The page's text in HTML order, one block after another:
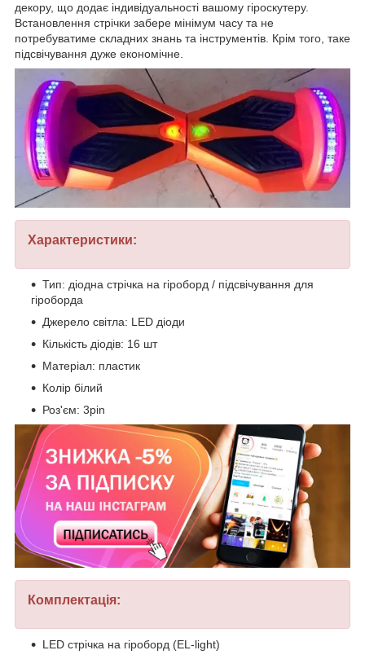
декору, що додає індивідуальності вашому гіроскутеру.
Встановлення стрічки забере мінімум часу та не
потребуватиме складних знань та інструментів. Крім того, таке
підсвічування дуже економічне.
Характеристики:
Тип: діодна стрічка на гіроборд / підсвічування для
гіроборда
Джерело світла: LED діоди
Кількість діодів: 16 шт
Матеріал: пластик
Колір білий
Роз'єм: 3pin
Комплектація:
LED стрічка на гіроборд (EL-light)